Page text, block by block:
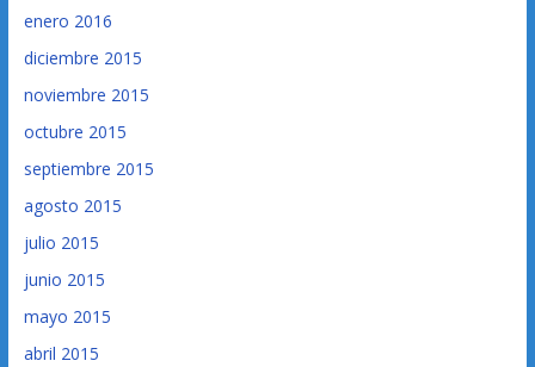
enero 2016
diciembre 2015
noviembre 2015
octubre 2015
septiembre 2015
agosto 2015
julio 2015
junio 2015
mayo 2015
abril 2015